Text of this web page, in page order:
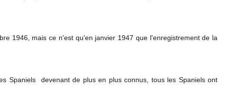
1946, mais ce n'est qu'en janvier 1947 que l'enregistrement de la
Spaniels devenant de plus en plus connus, tous les Spaniels ont